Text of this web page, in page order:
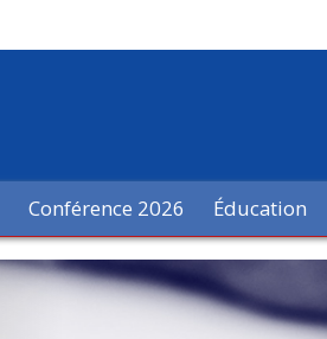
Conférence 2026 Éducation